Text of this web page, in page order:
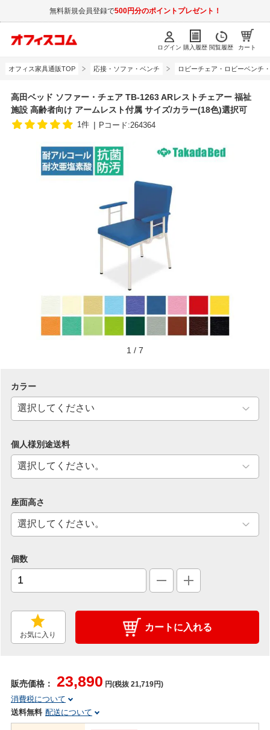
無料新規会員登録で500円分のポイントプレゼント！
ログイン 購入履歴 閲覧履歴 カート
オフィス家具通販TOP 応接・ソファ・ベンチ ロビーチェア・ロビーベンチ
高田ベッド ソファー・チェア TB-1263 ARレストチェアー 福祉
施設 高齢者向け アームレスト付属 サイズ/カラー(18色)選択可
1件 Pコード:264364
1 / 7
カラー
個人様別途送料
座面高さ
個数
お気に入り
カートに入れる
販売価格： 23,890 円(税抜 21,719円)
消費税について
送料無料 配送について